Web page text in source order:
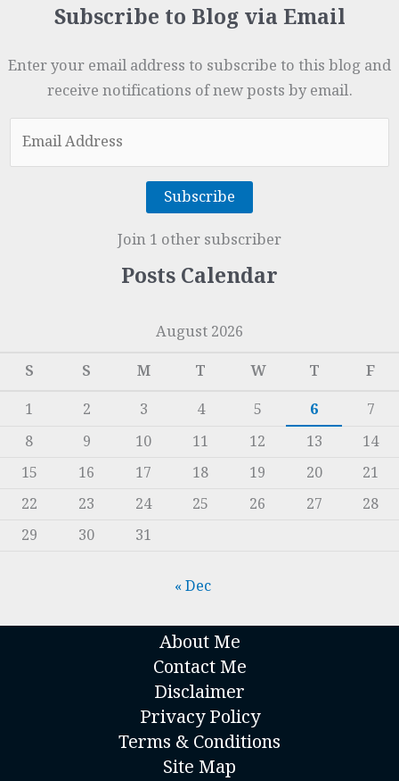
Subscribe to Blog via Email
Enter your email address to subscribe to this blog and
receive notifications of new posts by email.
Address
Subscribe
Join 1 other subscriber
Posts Calendar
August 2026
S
S M T W T
F
1
2 3 4 5 6
7
8
9 10 11 12 13
14
15
16 17 18 19 20
21
22
23 24 25 26 27
28
29
30 31
« Dec
About Me
Contact Me
Disclaimer
Privacy Policy
Terms & Conditions
Site Map